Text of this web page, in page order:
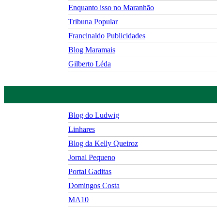
Enquanto isso no Maranhão
Tribuna Popular
Francinaldo Publicidades
Blog Maramais
Gilberto Léda
Blog do Ludwig
Linhares
Blog da Kelly Queiroz
Jornal Pequeno
Portal Gaditas
Domingos Costa
MA10